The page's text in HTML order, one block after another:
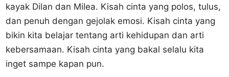
kayak Dilan dan Milea. Kisah cinta yang polos, tulus,
dan penuh dengan gejolak emosi. Kisah cinta yang
bikin kita belajar tentang arti kehidupan dan arti
kebersamaan. Kisah cinta yang bakal selalu kita
inget sampe kapan pun.